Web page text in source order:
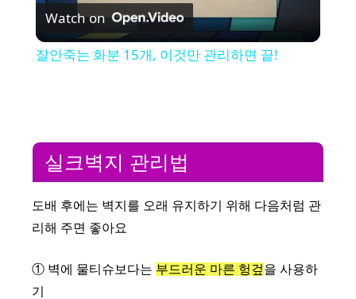
V
d
Watch on
잘안죽는 화분 15개, 이것만 관리하면 끝!
실크벽지 관리법
도배 후에는 벽지를 오래 유지하기 위해 다음처럼 관
리해 주면 좋아요
① 벽에 물티슈보다는 부드러운 마른 헝겊을 사용하
기